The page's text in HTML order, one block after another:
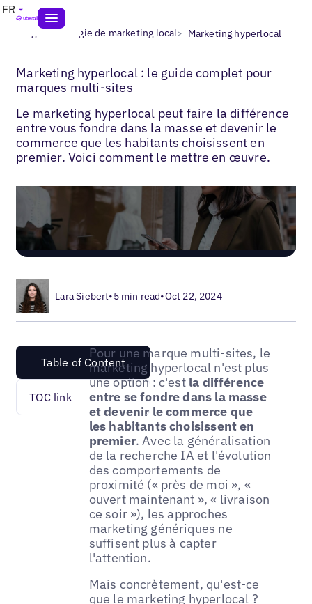
FR
Blogs> Stratégie de marketing local> Marketing hyperlocal
Marketing hyperlocal : le guide complet pour
marques multi-sites
Le marketing hyperlocal peut faire la différence
entre vous fondre dans la masse et devenir le
commerce que les habitants choisissent en
premier. Voici comment le mettre en œuvre.
Lara Siebert•5 min read•Oct 22, 2024
Table of Content
TOC link
Pour une marque multi-sites, le
marketing hyperlocal n'est plus
une option : c'est la différence
entre se fondre dans la masse
et devenir le commerce que
les habitants choisissent en
premier. Avec la généralisation
de la recherche IA et l'évolution
des comportements de
proximité (« près de moi », «
ouvert maintenant », « livraison
ce soir »), les approches
marketing génériques ne
suffisent plus à capter
l'attention.
Mais concrètement, qu'est-ce
que le marketing hyperlocal ?